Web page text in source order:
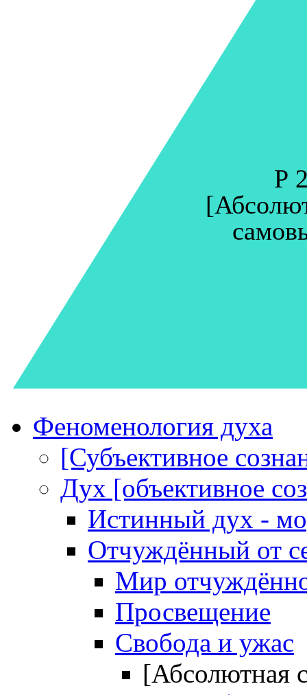
P
Феноменология духа
[Субъективное
Дух [объективное
Истинный дух -
Отчуждённый от
Мир
Просвещение
Свобода и ужас
[Абсолютная